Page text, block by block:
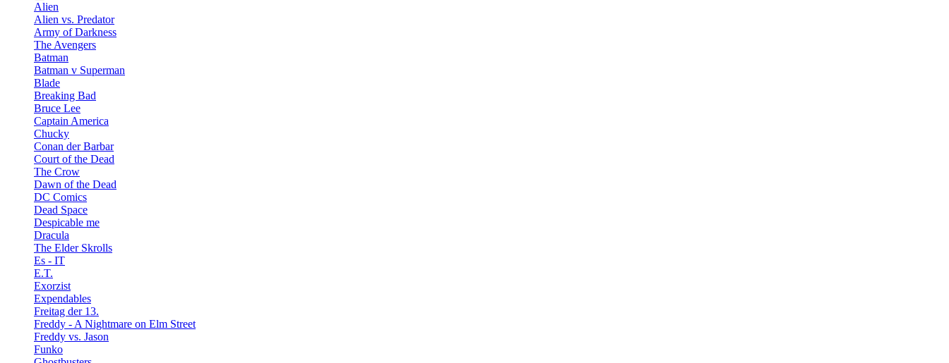
Alien
Alien vs. Predator
Army of Darkness
The Avengers
Batman
Batman v Superman
Blade
Breaking Bad
Bruce Lee
Captain America
Chucky
Conan der Barbar
Court of the Dead
The Crow
Dawn of the Dead
DC Comics
Dead Space
Despicable me
Dracula
The Elder Skrolls
Es - IT
E.T.
Exorzist
Expendables
Freitag der 13.
Freddy - A Nightmare on Elm Street
Freddy vs. Jason
Funko